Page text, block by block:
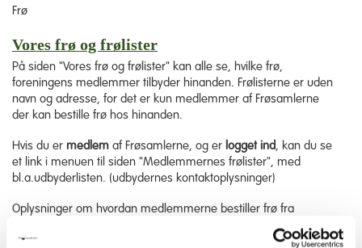
Frø
Vores frø og frølister
På siden "Vores frø og frølister" kan alle se, hvilke frø,
foreningens medlemmer tilbyder hinanden. Frølisterne er uden
navn og adresse, for det er kun medlemmer af Frøsamlerne
der kan bestille frø hos hinanden.
Hvis du er medlem af Frøsamlerne, og er logget ind , kan du se
et link i menuen til siden "Medlemmernes frølister", med
bl.a.udbyderlisten. (udbydernes kontaktoplysninger)
Oplysninger om hvordan medlemmerne bestiller frø fra
frølister".